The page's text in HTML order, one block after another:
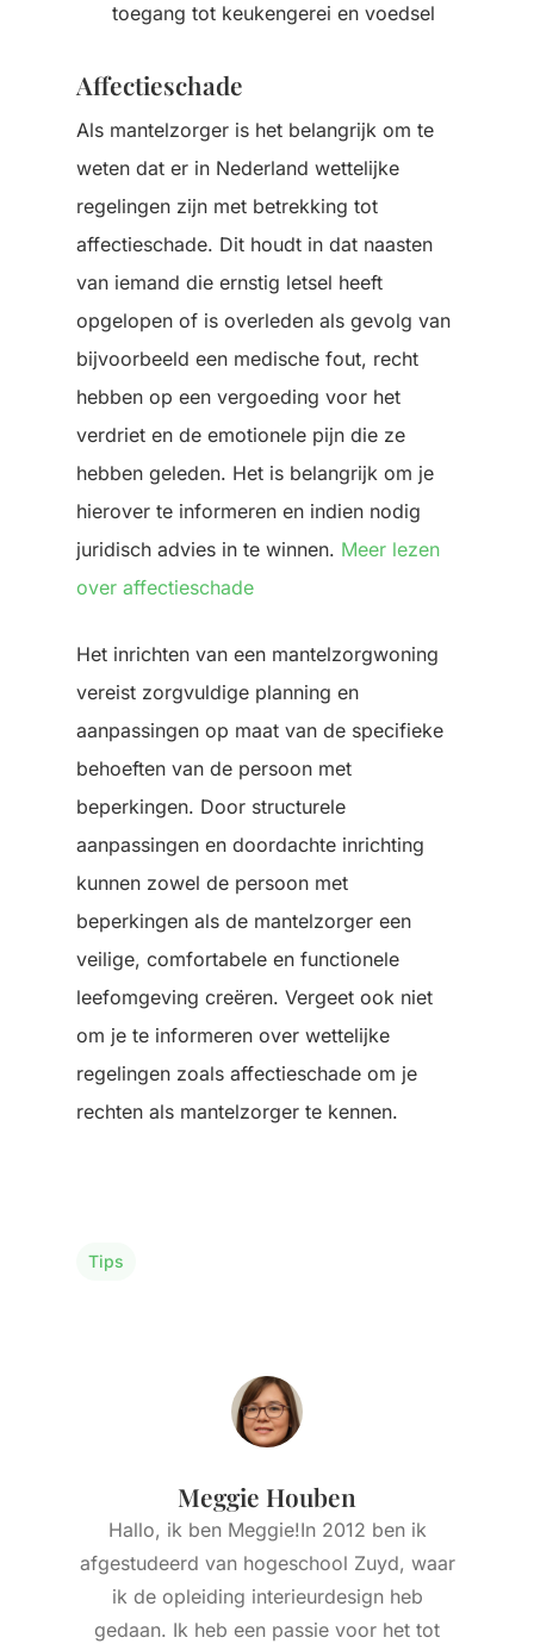
toegang tot keukengerei en voedsel
Affectieschade
Als mantelzorger is het belangrijk om te
weten dat er in Nederland wettelijke
regelingen zijn met betrekking tot
affectieschade. Dit houdt in dat naasten
van iemand die ernstig letsel heeft
opgelopen of is overleden als gevolg van
bijvoorbeeld een medische fout, recht
hebben op een vergoeding voor het
verdriet en de emotionele pijn die ze
hebben geleden. Het is belangrijk om je
hierover te informeren en indien nodig
juridisch advies in te winnen. Meer lezen
over affectieschade
Het inrichten van een mantelzorgwoning
vereist zorgvuldige planning en
aanpassingen op maat van de specifieke
behoeften van de persoon met
beperkingen. Door structurele
aanpassingen en doordachte inrichting
kunnen zowel de persoon met
beperkingen als de mantelzorger een
veilige, comfortabele en functionele
leefomgeving creëren. Vergeet ook niet
om je te informeren over wettelijke
regelingen zoals affectieschade om je
rechten als mantelzorger te kennen.
Tips
Meggie Houben
Hallo, ik ben Meggie!In 2012 ben ik
afgestudeerd van hogeschool Zuyd, waar
ik de opleiding interieurdesign heb
gedaan. Ik heb een passie voor het tot